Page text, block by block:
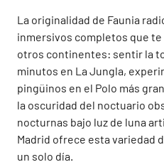
La originalidad de Faunia
inmersivos completos que
otros continentes: sentir la
minutos en La Jungla,
pingüinos en el Polo más
la oscuridad del noctuario
nocturnas bajo luz de luna
Madrid ofrece esta variedad
un solo día.